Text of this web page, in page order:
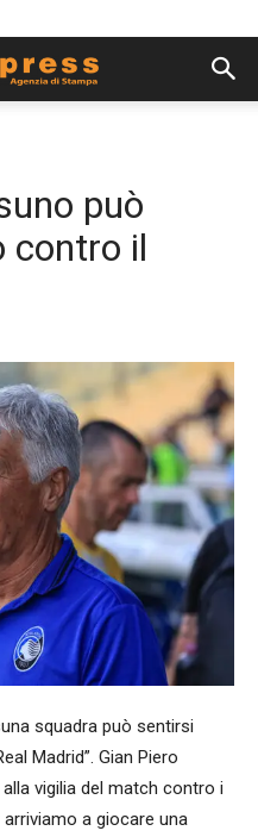
può
contro il
squadra può sentirsi
Madrid”. Gian Piero
vigilia del match contro i
a giocare una